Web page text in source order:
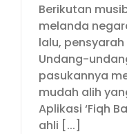
Berikutan
melanda
lalu,
Undang-
pasukannya
mudah alih
Aplikasi ‘Fiqh
ahli [...]